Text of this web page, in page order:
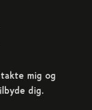
mig og
dig.